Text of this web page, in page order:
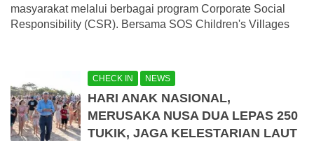
masyarakat melalui berbagai program Corporate Social
Responsibility (CSR). Bersama SOS Children's Villages
CHECK IN NEWS
HARI ANAK NASIONAL,
MERUSAKA NUSA DUA LEPAS 250
TUKIK, JAGA KELESTARIAN LAUT